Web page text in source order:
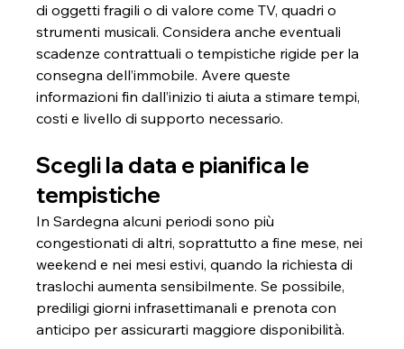
di oggetti fragili o di valore come TV, quadri o
strumenti musicali. Considera anche eventuali
scadenze contrattuali o tempistiche rigide per la
consegna dell’immobile. Avere queste
informazioni fin dall’inizio ti aiuta a stimare tempi,
costi e livello di supporto necessario.
Scegli la data e pianifica le
tempistiche
In Sardegna alcuni periodi sono più
congestionati di altri, soprattutto a fine mese, nei
weekend e nei mesi estivi, quando la richiesta di
traslochi aumenta sensibilmente. Se possibile,
prediligi giorni infrasettimanali e prenota con
anticipo per assicurarti maggiore disponibilità.